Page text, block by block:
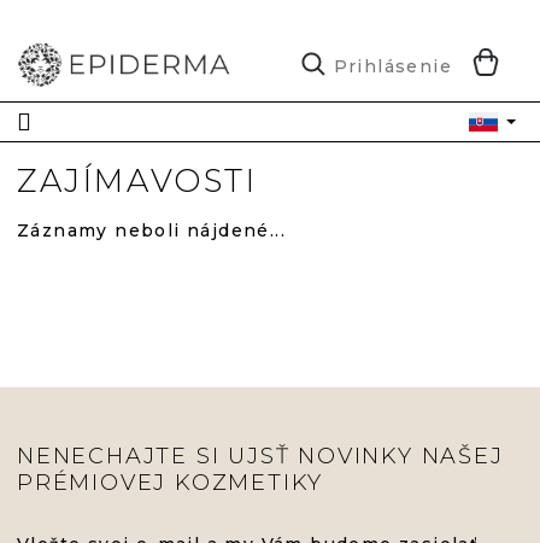
obsah
Prihlásenie
ZAJÍMAVOSTI
Záznamy neboli nájdené...
NENECHAJTE SI UJSŤ NOVINKY NAŠEJ
PRÉMIOVEJ KOZMETIKY